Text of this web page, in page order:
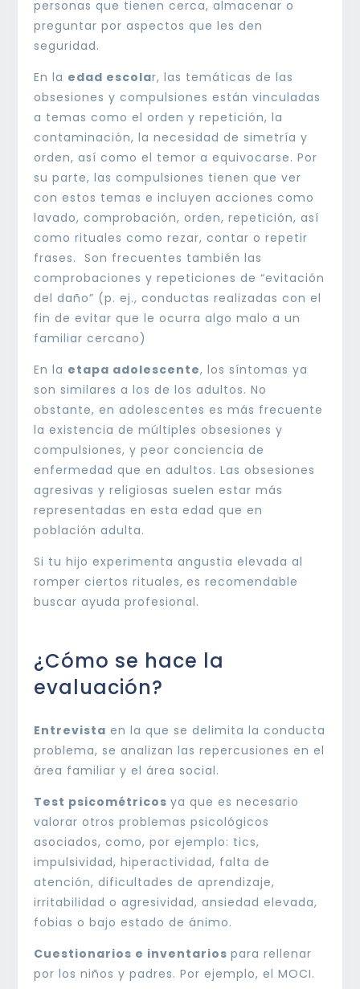
personas que tienen cerca, almacenar o
preguntar por aspectos que les den
seguridad.
En la edad escolar, las temáticas de las
obsesiones y compulsiones están vinculadas
a temas como el orden y repetición, la
contaminación, la necesidad de simetría y
orden, así como el temor a equivocarse. Por
su parte, las compulsiones tienen que ver
con estos temas e incluyen acciones como
lavado, comprobación, orden, repetición, así
como rituales como rezar, contar o repetir
frases. Son frecuentes también las
comprobaciones y repeticiones de “evitación
del daño” (p. ej., conductas realizadas con el
fin de evitar que le ocurra algo malo a un
familiar cercano)
En la etapa adolescente, los síntomas ya
son similares a los de los adultos. No
obstante, en adolescentes es más frecuente
la existencia de múltiples obsesiones y
compulsiones, y peor conciencia de
enfermedad que en adultos. Las obsesiones
agresivas y religiosas suelen estar más
representadas en esta edad que en
población adulta.
Si tu hijo experimenta angustia elevada al
romper ciertos rituales, es recomendable
buscar ayuda profesional.
¿Cómo se hace la
evaluación?
Entrevista en la que se delimita la conducta
problema, se analizan las repercusiones en el
área familiar y el área social.
Test psicométricosya que es necesario
valorar otros problemas psicológicos
asociados, como, por ejemplo: tics,
impulsividad, hiperactividad, falta de
atención, dificultades de aprendizaje,
irritabilidad o agresividad, ansiedad elevada,
fobias o bajo estado de ánimo.
Cuestionarios e inventariospara rellenar
por los niños y padres. Por ejemplo, el MOCI.